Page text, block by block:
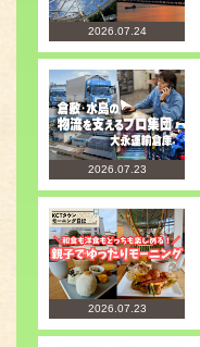
2026.07.24
2026.07.23
2026.07.23